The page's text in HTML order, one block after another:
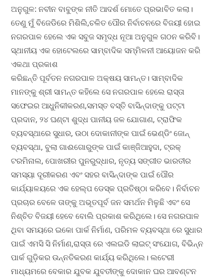
ଅନୁଗୁଳ: ନବୀନ ବାବୁଙ୍କ ନୀତି ଆଦର୍ଶ ମୋତେ ପ୍ରଭାବିତ କଲା।
ତେଣୁ ମୁଁ ବିଜେଡିରେ ମିଶିଲି,ଚଳିତ ପୌର ନିର୍ବାଚନରେ ବିଜୟୀ ହୋଇ
ନଗରପାଳ ହେଲେ ଏକ ସବୁଜ ସମୃଦ୍ଧ ନୂଆ ଅନୁଗୁଳ ଗଠନ କରିବି।
ସ୍ଥାନୀୟ ଏକ ହୋଟେଲରେ ସାମ୍ବାଦିକ ସମ୍ମିଳନୀ ଆୟୋଜନ କରି
ଏକଥା ପ୍ରକାଶ
କରିଛନ୍ତି ପୂର୍ବତନ ନଗରପାଳ ଅକ୍ଷୟ ସାମନ୍ତ। ସାମ୍ବାଦିକ
ମାନଙ୍କୁ ଶ୍ରୀ ସାମନ୍ତ କହିଲେ ସେ ନଗରପାଳ ହେଲେ ରାସ୍ତା
ସଫେଇର ଆଧୁନିକୀକରଣ,ସମସ୍ତ ବସ୍ତି ବାସିନ୍ଦାଙ୍କୁ ପଟ୍ଟା
ପ୍ରଦାନ, ୨୪ ଘଣ୍ଟା ଶୁଦ୍ଧ ପାନୀୟ ଜଳ ଯୋଗାଣ, ଟ୍ରାଫିକ
ବ୍ୟବସ୍ଥାରେ ସୁଧାର, ଉଠା ଦୋକାନୀଙ୍କ ପାଇଁ ଭେଣ୍ଡିଂ ଜୋନ୍
ବ୍ୟବସ୍ଥା, ବୁଲା ଗାଈଗୋରୁଙ୍କ ପାଇଁ କାଞ୍ଜିଆହୁଦା, ଟ୍ରକ୍
ଟରମିନାଲ, ପୋଖରୀର ପୁନରୁଦ୍ଧାର, ନୃତ୍ୟ ସଙ୍ଗୀତ ଭାରତୀର
ସମସ୍ୟା ଦୂରୀକରଣ ଏବଂ ସହର ବାସିନ୍ଦାଙ୍କ ପାଇଁ ପୌର
କାର୍ଯ୍ୟାଳୟରେ ଏକ ହେଲ୍ପ ଡେସ୍କ ପ୍ରତିଷ୍ଠା କରିବେ। ନିର୍ବାଚନ
ପ୍ରଚାର ବେଳେ ତାଙ୍କୁ ଅଭୂତପୂର୍ବ ଜନ ସମର୍ଥନ ମିଳୁଛି ଏବଂ ସେ
ନିଶ୍ଚିତ ବିଜୟୀ ହେବେ ବୋଲି ପ୍ରକାଶ କରିଥିଲେ। ସେ ନଗରପାଳ
ଥିବା ସମୟରେ ଇକୋ ପାର୍କ ନିର୍ମାଣ, ପରିମଳ ବ୍ୟବସ୍ଥା ରେ ସୁଧାର
ପାଇଁ ଏମସି ସି ନିର୍ମାଣ,ରାସ୍ତା ରେ ଏଲଇଡି ଲାଇଟ୍ ସଂଯୋଗ, ବିଭିନ୍ନ
ପାର୍କ ଗୁଡ଼ିକର ଉନ୍ନତିକରଣ କାର୍ଯ୍ୟ କରିଥିଲେ। ଲଟେରୀ
ମାଧ୍ୟମରେ ବେକାର ଯୁବକ ଯୁବତୀଙ୍କୁ ଦୋକାନ ଘର ଆବଣ୍ଟନ